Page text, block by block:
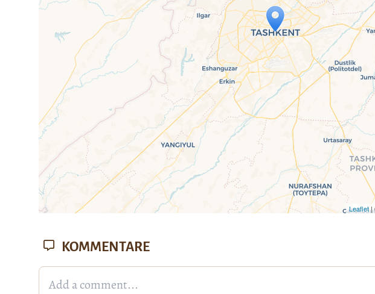
Travelers' Map wird geladen …
Wenn du dies siehst, nachdem deine Seite vollständig geladen
fehlen leafletJS-Dateien.
Leaflet|
KOMMENTARE